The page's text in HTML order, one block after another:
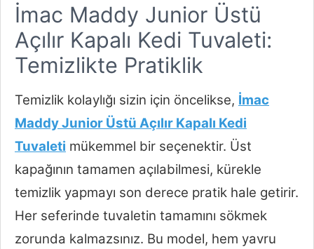
İmac Maddy Junior Üstü
Açılır Kapalı Kedi Tuvaleti:
Temizlikte Pratiklik
Temizlik kolaylığı sizin için öncelikse, İmac
Maddy Junior Üstü Açılır Kapalı Kedi
Tuvaleti mükemmel bir seçenektir. Üst
kapağının tamamen açılabilmesi, kürekle
temizlik yapmayı son derece pratik hale getirir.
Her seferinde tuvaletin tamamını sökmek
zorunda kalmazsınız. Bu model, hem yavru